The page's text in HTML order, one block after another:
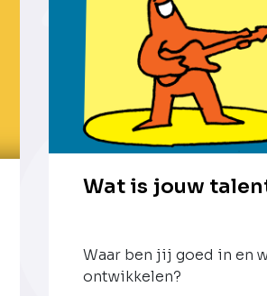
Wat is jouw
Waar ben jij goed in en
ontwikkelen?